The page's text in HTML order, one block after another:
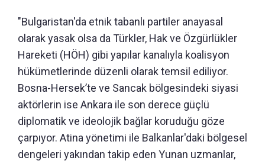
"Bulgaristan'da etnik tabanlı partiler anayasal
olarak yasak olsa da Türkler, Hak ve Özgürlükler
Hareketi (HÖH) gibi yapılar kanalıyla koalisyon
hükümetlerinde düzenli olarak temsil ediliyor.
Bosna-Hersek’te ve Sancak bölgesindeki siyasi
aktörlerin ise Ankara ile son derece güçlü
diplomatik ve ideolojik bağlar koruduğu göze
çarpıyor. Atina yönetimi ile Balkanlar'daki bölgesel
dengeleri yakından takip eden Yunan uzmanlar,